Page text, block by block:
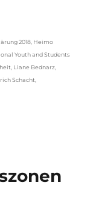
2018, Heimo
Youth and Students
, Liane Bednarz,
Schacht,